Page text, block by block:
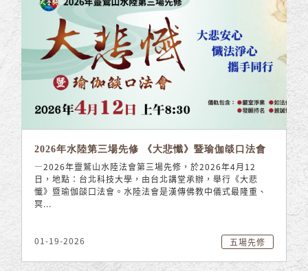
2026年水陸第三場先修 《大悲懺》暨瑜伽燄口法會
—2026年靈鷲山水陸法會第三場先修，於2026年4月12
日，地點：台北科技大學，由台北講堂承辦，舉行《大悲
懺》暨瑜伽燄口法會。水陸法會是漢傳佛教中儀式最隆重、
冥...
01-19-2026 五場先修